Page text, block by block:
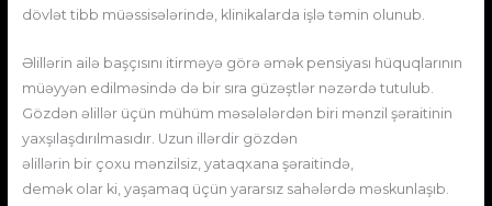
dövlət tibb müəssisələrində, klinikalarda işlə təmin olunub.
Əlillərin ailə başçısını itirməyə görə əmək pensiyası hüquqlarının
müəyyən edilməsində də bir sıra güzəştlər nəzərdə tutulub.
Gözdən əlillər üçün mühüm məsələlərdən biri mənzil şəraitinin
yaxşılaşdırılmasıdır. Uzun illərdir gözdən
əlillərin bir çoxu mənzilsiz, yataqxana şəraitində,
demək olar ki, yaşamaq üçün yararsız sahələrdə məskunlaşıb.